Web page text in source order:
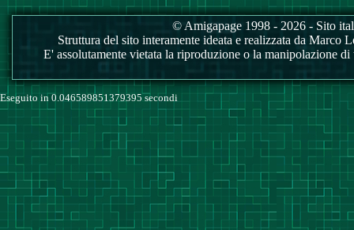
© Amigapage 1998 - 2026 - Sito
Struttura del sito interamente ideata e realizzata da
E' assolutamente vietata la riproduzione o la manipolazione
Eseguito in 0.046589851379395 secondi